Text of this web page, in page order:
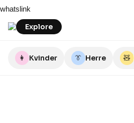
to
content
whatslink
Explore
👩 Kvinder 👔 Herre 🧸